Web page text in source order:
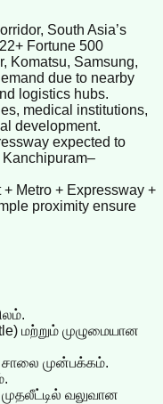
South Asia’s
Fortune 500
Komatsu, Samsung,
due to nearby
logistics hubs.
medical institutions,
development.
expected to
Metro + Expressway +
proximity ensure
மற்றும் முழுமையான
சாலை முன்பக்கம்.
வலுவான